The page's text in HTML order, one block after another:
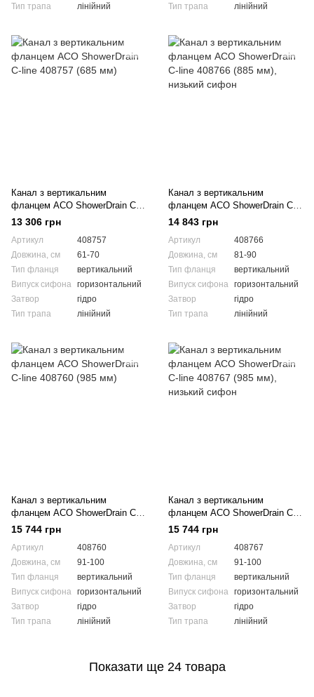
Тип трапа
лінійний
Тип трапа
лінійний
Канал з вертикальним
фланцем ACO ShowerDrain C-
line 408757 (685 мм)
13 306 грн
Артикул
408757
Довжина, см
61-70
Тип фланця
вертикальний
Випуск сифона горизонтальний
Затвор
гідро
Тип трапа
лінійний
Канал з вертикальним
фланцем ACO ShowerDrain C-
line 408766 (885 мм), низький
14 843 грн
Артикул
408766
Довжина, см
81-90
Тип фланця
вертикальний
Випуск сифона горизонтальний
Затвор
гідро
Тип трапа
лінійний
Канал з вертикальним
фланцем ACO ShowerDrain C-
line 408760 (985 мм)
15 744 грн
Артикул
408760
Довжина, см
91-100
Тип фланця
вертикальний
Випуск сифона горизонтальний
Затвор
гідро
Тип трапа
лінійний
Канал з вертикальним
фланцем ACO ShowerDrain C-
line 408767 (985 мм), низький
15 744 грн
Артикул
408767
Довжина, см
91-100
Тип фланця
вертикальний
Випуск сифона горизонтальний
Затвор
гідро
Тип трапа
лінійний
Показати ще 24 товара